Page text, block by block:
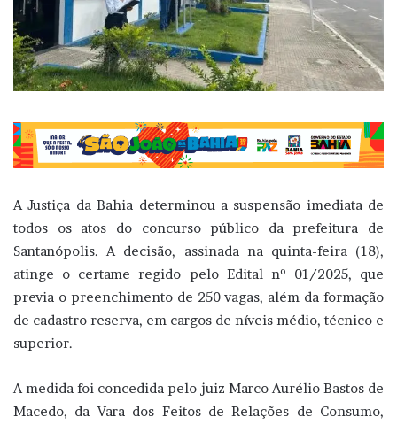
A Justiça da Bahia determinou a suspensão imediata de
todos os atos do concurso público da prefeitura de
Santanópolis. A decisão, assinada na quinta-feira (18),
atinge o certame regido pelo Edital nº 01/2025, que
previa o preenchimento de 250 vagas, além da formação
de cadastro reserva, em cargos de níveis médio, técnico e
superior.
A medida foi concedida pelo juiz Marco Aurélio Bastos de
Macedo, da Vara dos Feitos de Relações de Consumo,